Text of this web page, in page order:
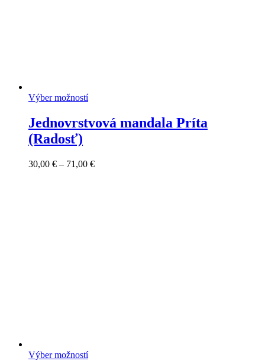
Výber možností
Jednovrstvová mandala Príta
(Radosť)
30,00 € – 71,00 €Price
Výber možností